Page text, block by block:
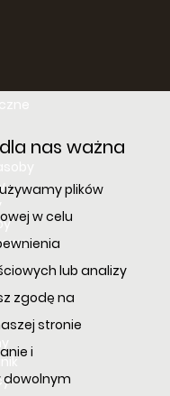
nas ważna
plików
w celu
lub analizy
zgodę na
stronie
i
dowolnym